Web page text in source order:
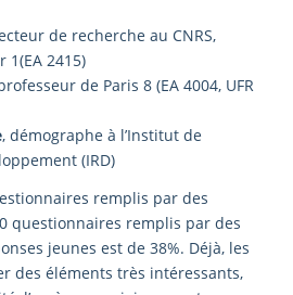
de recherche au CNRS,
2415)
de Paris 8 (EA 4004, UFR
, démographe à l’Institut de
(IRD)
remplis par des
questionnaires remplis par des
jeunes est de 38%. Déjà, les
des éléments très intéressants,